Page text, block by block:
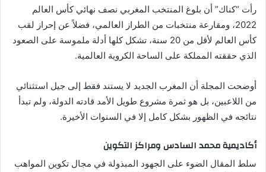
رأت “كناك” أن بلوغ المنتخب المغربي نصف نهائي كأس العالم
2022، ومقارعة منتخبات من الطراز العالمي، فضلاً عن إحراز لقب
كأس العالم لأقل من 20 سنة، تشكل كلها أدلة ملموسة على الصعود
الذي حققته المملكة على الساحة الكروية العالمية.
أوضحت المجلة أن المغرب الجديد لا يستند فقط إلى جيل استثنائي
من اللاعبين، بل هو ثمرة مشروع طويل الأمد قادته الدولة، ولم تبدأ
نتائجه في الظهور بشكل كامل إلا في السنوات الأخيرة.
أكاديمية محمد السادس ومراكز التكوين
سلط المقال الضوء على الجهود المبذولة في مجال تكوين المواهب